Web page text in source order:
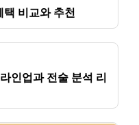
택 비교와 추천
인업과 전술 분석 리